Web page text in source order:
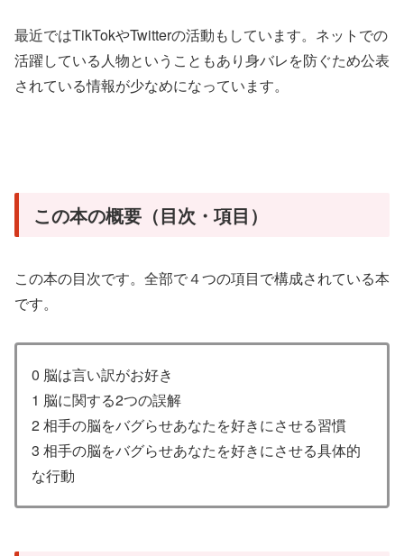
最近ではTikTokやTwitterの活動もしています。ネットでの
活躍している人物ということもあり身バレを防ぐため公表
されている情報が少なめになっています。
この本の概要（目次・項目）
この本の目次です。全部で４つの項目で構成されている本
です。
0 脳は言い訳がお好き
1 脳に関する2つの誤解
2 相手の脳をバグらせあなたを好きにさせる習慣
3 相手の脳をバグらせあなたを好きにさせる具体的
な行動